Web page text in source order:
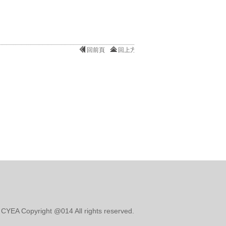
回前頁 回上方
Copyright @014 All rights reserved.